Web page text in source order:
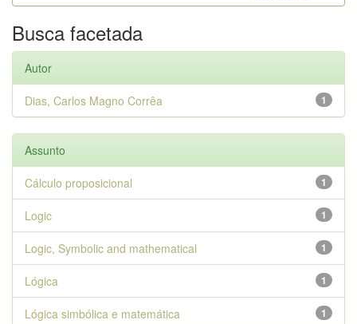
Busca facetada
Autor
1
Dias, Carlos Magno Corrêa
Assunto
1
Cálculo proposicional
1
Logic
1
Logic, Symbolic and mathematical
1
Lógica
1
Lógica simbólica e matemática